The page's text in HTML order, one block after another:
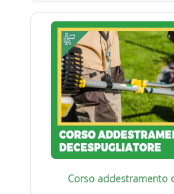
Corso addestramento